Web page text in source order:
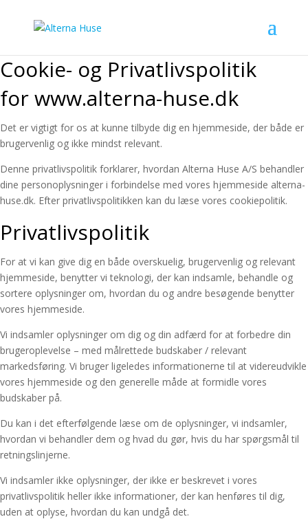
Cookie- og Privatlivspolitik
for www.alterna-huse.dk
Det er vigtigt for os at kunne tilbyde dig en hjemmeside, der både er
brugervenlig og ikke mindst relevant.
Denne privatlivspolitik forklarer, hvordan Alterna Huse A/S behandler
dine personoplysninger i forbindelse med vores hjemmeside alterna-
huse.dk. Efter privatlivspolitikken kan du læse vores cookiepolitik.
Privatlivspolitik
For at vi kan give dig en både overskuelig, brugervenlig og relevant
hjemmeside, benytter vi teknologi, der kan indsamle, behandle og
sortere oplysninger om, hvordan du og andre besøgende benytter
vores hjemmeside.
Vi indsamler oplysninger om dig og din adfærd for at forbedre din
brugeroplevelse – med målrettede budskaber / relevant
markedsføring. Vi bruger ligeledes informationerne til at videreudvikle
vores hjemmeside og den generelle måde at formidle vores
budskaber på.
Du kan i det efterfølgende læse om de oplysninger, vi indsamler,
hvordan vi behandler dem og hvad du gør, hvis du har spørgsmål til
retningslinjerne.
Vi indsamler ikke oplysninger, der ikke er beskrevet i vores
privatlivspolitik heller ikke informationer, der kan henføres til dig,
uden at oplyse, hvordan du kan undgå det.